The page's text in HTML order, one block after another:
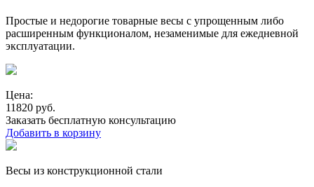
Простые и недорогие товарные весы с упрощенным либо
расширенным функционалом, незаменимые для ежедневной
эксплуатации.
Цена:
11820 руб.
Заказать бесплатную консультацию
Добавить в корзину
Весы из конструкционной стали